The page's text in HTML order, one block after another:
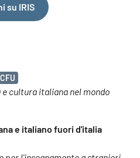
su IRIS
e cultura italiana nel mondo
e italiano fuori d'italia